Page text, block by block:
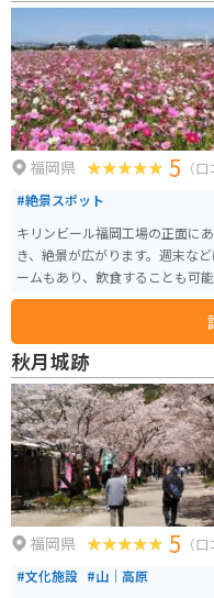
から徒歩数分と便利です。
福岡県 5 （
#絶景スポット
キリンビール福岡工場の正面に
き、絶景が広がります。週末な
ームもあり、飲食することも可
場の見学もできます。工場の最
秋月城跡
福岡県 5 （
#文化施設 #山｜高原